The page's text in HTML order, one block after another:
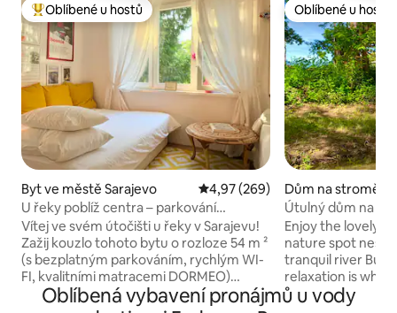
Nejlepší v kategorii Oblíbené u hostů
Oblíbené u hostů
Byt ve městě Sarajevo Průměrné hodnocení 4,97 z 5,
4,97 (269)
U řeky poblíž centra – parkování
zdarma – balkon
Vítej ve svém útočišti u řeky v Sarajevu!
Zažij kouzlo tohoto bytu o rozloze 54 m ²
(s bezplatným parkováním, rychlým WI-
FI, kvalitními matracemi DORMEO)
zasazeného podél klidného břehu řeky,
Oblíbené u hostů
Oblíbené u hostů
Dům na stromě
alo Polje
Útulný dům na
písečnou pláží
Enjoy the lovely
nature spot
tranquil river
relaxation is what
camp that
Oblíbená vybavení pronájmů u vody